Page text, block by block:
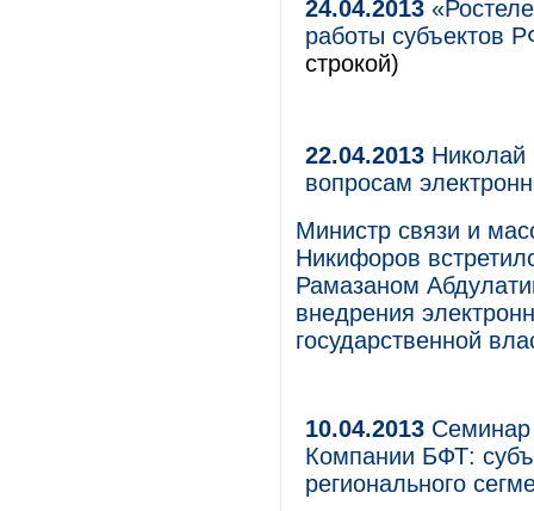
24.04.2013
работы субъектов
строкой)
22.04.2013 Николай
вопросам
Министр связи и
Никифоров
Рамазаном
внедрения
государственной
10.04.2013 Семинар
Компании БФТ:
регионального